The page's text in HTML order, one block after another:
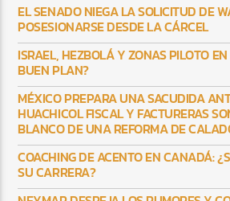
EL SENADO NIEGA LA SOLICITUD DE
POSESIONARSE DESDE LA CÁRCEL
ISRAEL, HEZBOLÁ Y ZONAS PILOTO
BUEN PLAN?
MÉXICO PREPARA UNA SACUDIDA
HUACHICOL FISCAL Y FACTURERAS
BLANCO DE UNA REFORMA DE
COACHING DE ACENTO EN CANADÁ:
SU CARRERA?